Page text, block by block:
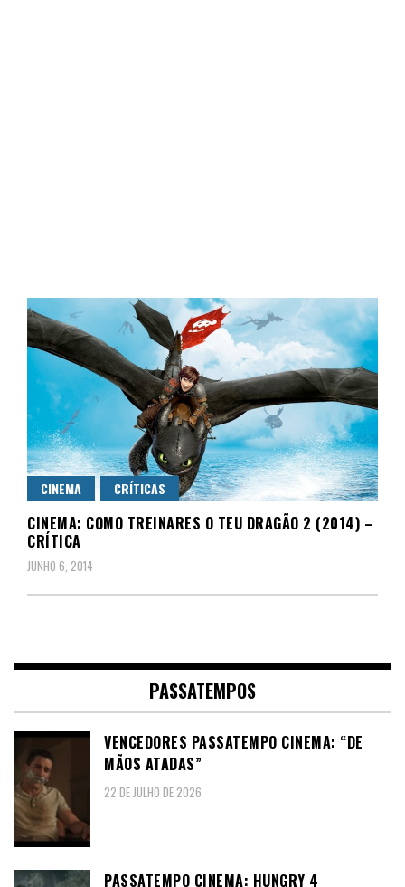
Central Comics
CINEMA CRÍTICAS
CINEMA: COMO TREINARES O TEU DRAGÃO 2 (2014) –
CRÍTICA
JUNHO 6, 2014
PASSATEMPOS
VENCEDORES PASSATEMPO CINEMA: “DE
MÃOS ATADAS”
22 DE JULHO DE 2026
PASSATEMPO CINEMA: HUNGRY 4